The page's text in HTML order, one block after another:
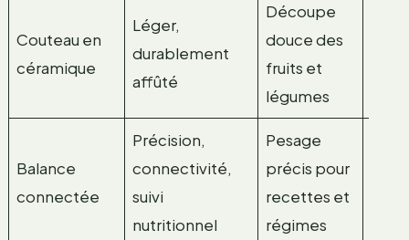
Couteau en
céramique
Léger,
durablement
affûté
Découpe
douce des
fruits et
légumes
Balance
connectée
Précision,
connectivité,
suivi
nutritionnel
Pesage
précis pour
recettes et
régimes